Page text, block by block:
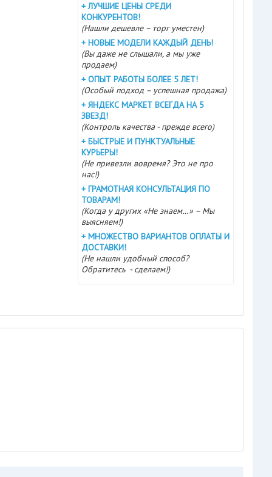
+ ЛУЧШИЕ ЦЕНЫ СРЕДИ
КОНКУРЕНТОВ!
(Нашли дешевле – торг уместен)
+ НОВЫЕ МОДЕЛИ КАЖДЫЙ ДЕНЬ!
(Вы даже не слышали, а мы уже
продаем)
+ ОПЫТ РАБОТЫ БОЛЕЕ 5 ЛЕТ!
(Особый подход – успешная продажа)
+ ЯНДЕКС МАРКЕТ ВСЕГДА НА 5
ЗВЕЗД!
(Контроль качества - прежде всего)
+ БЫСТРЫЕ И ПУНКТУАЛЬНЫЕ
КУРЬЕРЫ!
(Не привезли вовремя? Это не про
нас!)
+ ГРАМОТНАЯ КОНСУЛЬТАЦИЯ ПО
ТОВАРАМ!
(Когда у других «Не знаем…» – Мы
выясняем!)
+ МНОЖЕСТВО ВАРИАНТОВ ОПЛАТЫ И
ДОСТАВКИ!
(Не нашли удобный способ?
Обратитесь - сделаем!)